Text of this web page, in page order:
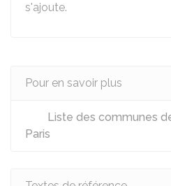
s'ajoute.
Pour en savoir plus
Liste des communes
Paris